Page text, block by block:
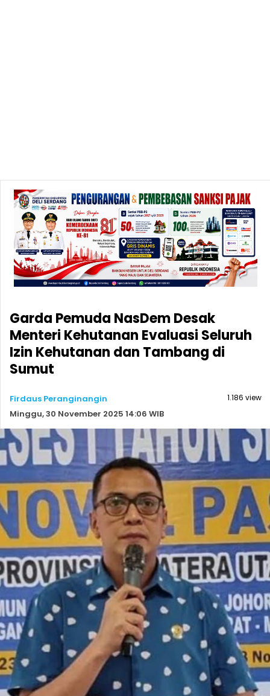
Garda Pemuda NasDem Desak
Menteri Kehutanan Evaluasi Seluruh
Izin Kehutanan dan Tambang di
Sumut
Firdaus Peranginangin
Minggu, 30 November 2025 14:06 WIB
1.186 view